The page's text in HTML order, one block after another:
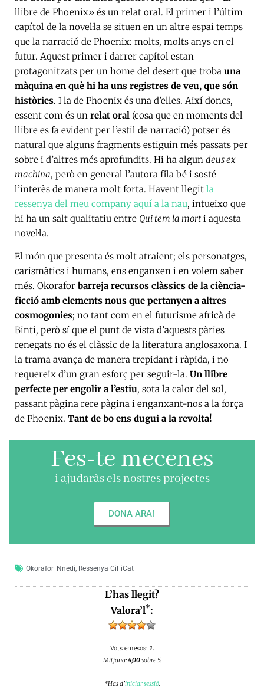
llibre de Phoenix» és un relat oral. El primer i l’últim
capítol de la novel·la se situen en un altre espai temps
que la narració de Phoenix: molts, molts anys en el
futur. Aquest primer i darrer capítol estan
protagonitzats per un home del desert que troba una
màquina en què hi ha uns registres de veu, que són
històries. I la de Phoenix és una d’elles. Així doncs,
essent com és un relat oral (cosa que en moments del
llibre es fa evident per l’estil de narració) potser és
natural que alguns fragments estiguin més passats per
sobre i d’altres més aprofundits. Hi ha algun deus ex
machina, però en general l’autora fila bé i sosté
l’interès de manera molt forta. Havent llegit la
ressenya del meu company aquí a la nau, intueixo que
hi ha un salt qualitatiu entre Qui tem la mort i aquesta
novel·la.
El món que presenta és molt atraient; els personatges,
carismàtics i humans, ens enganxen i en volem saber
més. Okorafor barreja recursos clàssics de la ciència-
ficció amb elements nous que pertanyen a altres
cosmogonies; no tant com en el futurisme africà de
Binti, però sí que el punt de vista d’aquests pàries
renegats no és el clàssic de la literatura anglosaxona. I
la trama avança de manera trepidant i ràpida, i no
requereix d’un gran esforç per seguir-la. Un llibre
perfecte per engolir a l’estiu, sota la calor del sol,
passant pàgina rere pàgina i enganxant-nos a la força
de Phoenix. Tant de bo ens dugui a la revolta!
Fes-te mecenes
i ajudaràs els nostres projectes
DONA ARA!
Okorafor_Nnedi Ressenya CiFiCat
L’has llegit?
Valora’l*:
Vots emesos: 1.
Mitjana:4,00sobre 5.
*Has d’iniciar sessió.